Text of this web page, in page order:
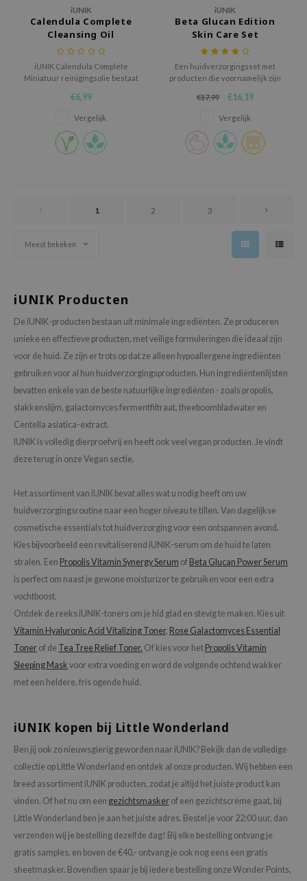
iUNIK
Calendula Complete
Cleansing Oil
Miniature
iUNIK Calendula Complete
Miniatuur reinigingsolie bestaat
€6,99
Vergelijk
iUNIK
Beta Glucan Edition
Skin Care Set
Een huidverzorgingsset met
producten die voornamelijk zijn
Glucan, die uw huid helpen
voeden, kalmeren en
hydrateren.
€17,99 €16,19
Vergelijk
1 2 3
Meest bekeken
iUNIK Producten
De iUNIK-producten bestaan ​​uit minimale ingrediënten. Ze produceren
unieke en effectieve producten, met veilige formuleringen die ideaal zijn
voor de huid. Ze zijn er trots op dat ze alleen hypoallergene ingrediënten
gebruiken voor al hun huidverzorgingsproducten. Hun ingrediëntenlijsten
bevatten enkele van de beste natuurlijke ingrediënten - zoals propolis,
slakkenslijm, galactomyces fermentfiltraat, theeboombladwater en
Centella asiatica-extract.
IUNIK is volledig dierproefvrij en heeft ook veel vegan producten. Je vindt
deze terug in onze Vegan sectie.
Het assortiment van iUNIK bevat alles wat u nodig heeft om uw
huidverzorgingsroutine naar een hoger niveau te tillen. Van dagelijkse
cosmetische essentials tot huidverzorging voor een ontspannen avond.
Kies bijvoorbeeld een revitaliserend iUNIK-serum om de huid te laten
stralen. Een Propolis Vitamin Synergy Serum of Beta Glucan Power Serum
is perfect om naast je gewone moisturizer te gebruiken voor een extra
vochtboost.
Ontdek de reeks iUNIK-toners om je hid glad en stevig te maken. Kies uit
Vitamin Hyaluronic Acid Vitalizing Toner, Rose Galactomyces Essential
Toner of de Tea Tree Relief Toner. Of kies voor het Propolis Vitamin
Sleeping Mask voor extra voeding en word de volgende ochtend wakker
met een heldere, fris ogende huid.
iUNIK kopen bij Little Wonderland
Ben jij ook zo nieuwsgierig geworden naar iUNIK? Bekijk dan de volledige
collectie op Little Wonderland en ontdek al onze producten. Wij hebben een
breed assortiment iUNIK producten, zodat je altijd het juiste product kan
vinden. Of het nu om een gezichtsmasker of een gezichtscrème gaat, bij
Little Wonderland ben je aan het juiste adres. Bestel je voor 22:00 uur, dan
verzenden wij je bestelling dezelfde dag! Bij elke bestelling ontvang je
gratis samples, en boven de €40,- ontvang je ook nog eens een gratis
sheetmasker. Bovendien spaar je bij iedere bestelling onze Wonder Points,